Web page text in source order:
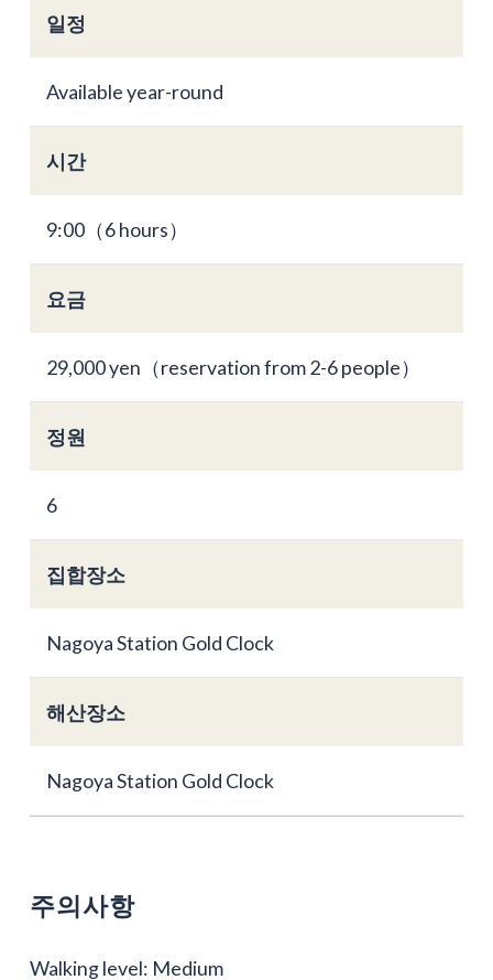
일정
Available year-round
시간
9:00（6 hours）
요금
29,000 yen（reservation from 2-6 people）
정원
6
집합장소
Nagoya Station Gold Clock
해산장소
Nagoya Station Gold Clock
주의사항
Walking level: Medium